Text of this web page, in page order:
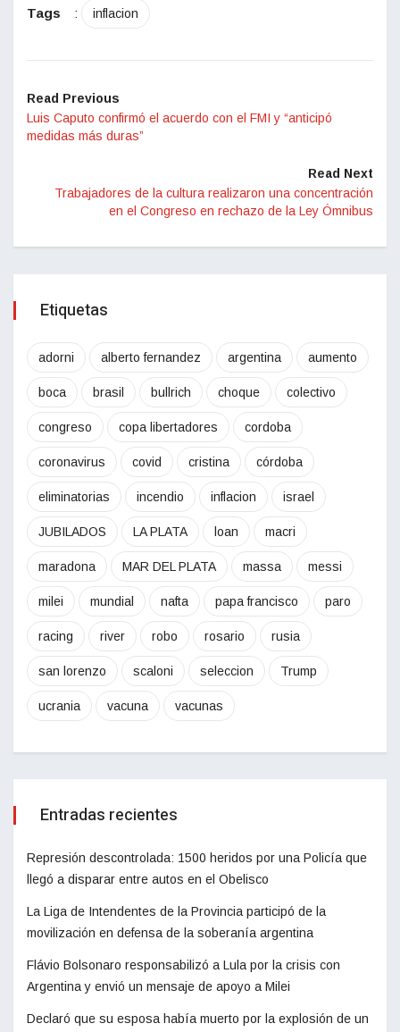
Tags : inflacion
Read Previous
Luis Caputo confirmó el acuerdo con el FMI y “anticipó
medidas más duras”
Read Next
Trabajadores de la cultura realizaron una concentración
en el Congreso en rechazo de la Ley Ómnibus
Etiquetas
adorni alberto fernandez argentina aumento
boca brasil bullrich choque colectivo
congreso copa libertadores cordoba
coronavirus covid cristina córdoba
eliminatorias incendio inflacion israel
JUBILADOS LA PLATA loan macri
maradona MAR DEL PLATA massa messi
milei mundial nafta papa francisco paro
racing river robo rosario rusia
san lorenzo scaloni seleccion Trump
ucrania vacuna vacunas
Entradas recientes
Represión descontrolada: 1500 heridos por una Policía que
llegó a disparar entre autos en el Obelisco
La Liga de Intendentes de la Provincia participó de la
movilización en defensa de la soberanía argentina
Flávio Bolsonaro responsabilizó a Lula por la crisis con
Argentina y envió un mensaje de apoyo a Milei
Declaró que su esposa había muerto por la explosión de un